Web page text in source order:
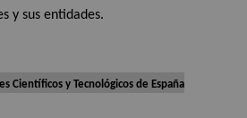
y sus entidades.
Científicos y Tecnológicos de España